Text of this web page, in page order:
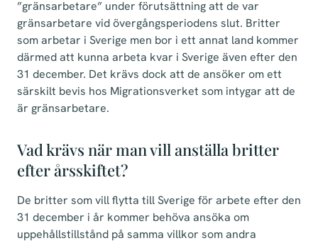
”gränsarbetare” under förutsättning att de var
gränsarbetare vid övergångsperiodens slut. Britter
som arbetar i Sverige men bor i ett annat land kommer
därmed att kunna arbeta kvar i Sverige även efter den
31 december. Det krävs dock att de ansöker om ett
särskilt bevis hos Migrationsverket som intygar att de
är gränsarbetare.
Vad krävs när man vill anställa britter
efter årsskiftet?
De britter som vill flytta till Sverige för arbete efter den
31 december i år kommer behöva ansöka om
uppehållstillstånd på samma villkor som andra